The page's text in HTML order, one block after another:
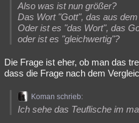
Also was ist nun größer?
Das Wort "Gott", das aus
Oder ist es "das Wort", das
oder ist es "gleichwertig"?
Die Frage ist eher, ob man das
dass die Frage nach dem
Koman schrieb:
Ich sehe das Teuflische im